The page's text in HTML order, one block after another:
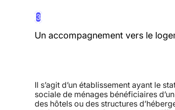
3
Un accompagnement vers le
Il s’agit d’un établissement ayant le
sociale de ménages bénéficiaires
des hôtels ou des structures